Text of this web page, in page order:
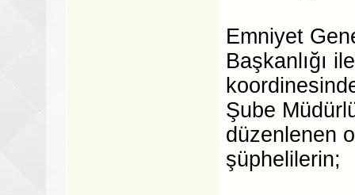
Emniyet
Başkanlığı
Şube
düzenlenen
şüphelilerin;